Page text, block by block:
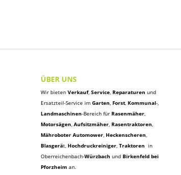
ÜBER UNS
Wir bieten Verkauf, Service, Reparaturen und
Ersatzteil-Service im Garten, Forst, Kommunal-,
Landmaschinen-Bereich für Rasenmäher,
Motorsägen, Aufsitzmäher, Rasentraktoren,
Mähroboter Automower, Heckenscheren,
Blasgerät, Hochdruckreiniger, Traktoren in
Oberreichenbach-Würzbach und Birkenfeld bei
Pforzheim an.